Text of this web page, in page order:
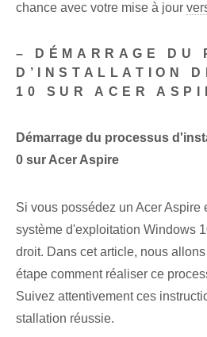
chance avec votre mise à jour
– DÉMARRAGE DU
D’INSTALLATION
10 SUR ACER
Démarrage du processus
0 sur Acer Aspire
Si vous possédez un Acer Aspire
système d'exploitation Windows
droit. Dans cet article, nous
étape comment réaliser ce
Suivez attentivement ces
stallation réussie.